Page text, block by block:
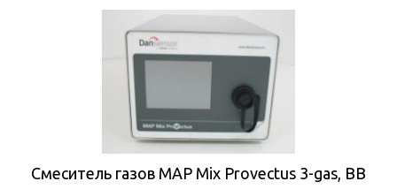
Смеситель газов MAP Mix Provectus 3-gas, BB